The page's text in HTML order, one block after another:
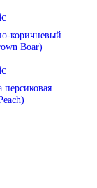
коричневый
Boar)
персиковая